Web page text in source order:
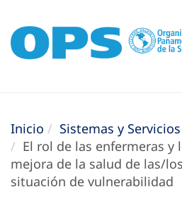
Inicio
Sistemas y
El rol de las enfermeras y
mejora de la salud de las/
situación de vulnerabilidad